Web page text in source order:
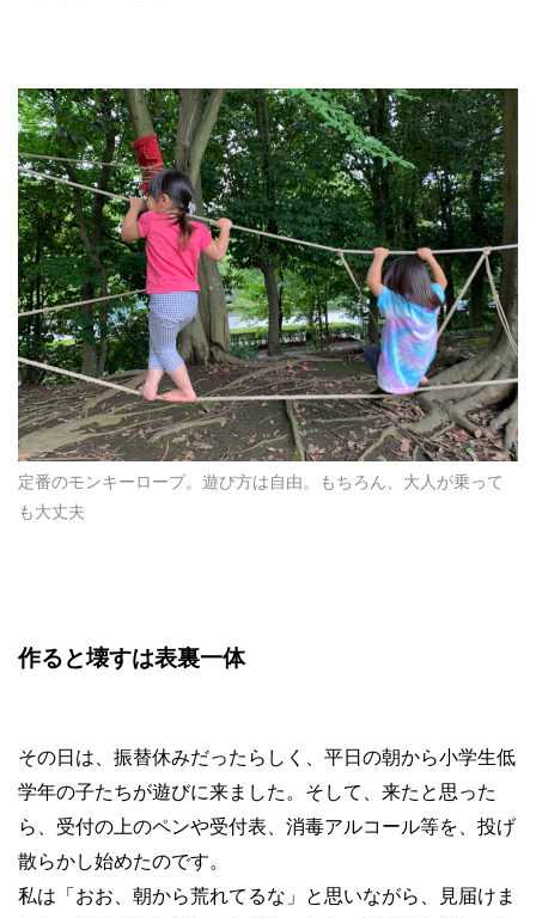
定番のモンキーロープ。遊び方は自由。もちろん、大人が乗って
も大丈夫
作ると壊すは表裏一体
その日は、振替休みだったらしく、平日の朝から小学生低
学年の子たちが遊びに来ました。そして、来たと思った
ら、受付の上のペンや受付表、消毒アルコール等を、投げ
散らかし始めたのです。
私は「おお、朝から荒れてるな」と思いながら、見届けま